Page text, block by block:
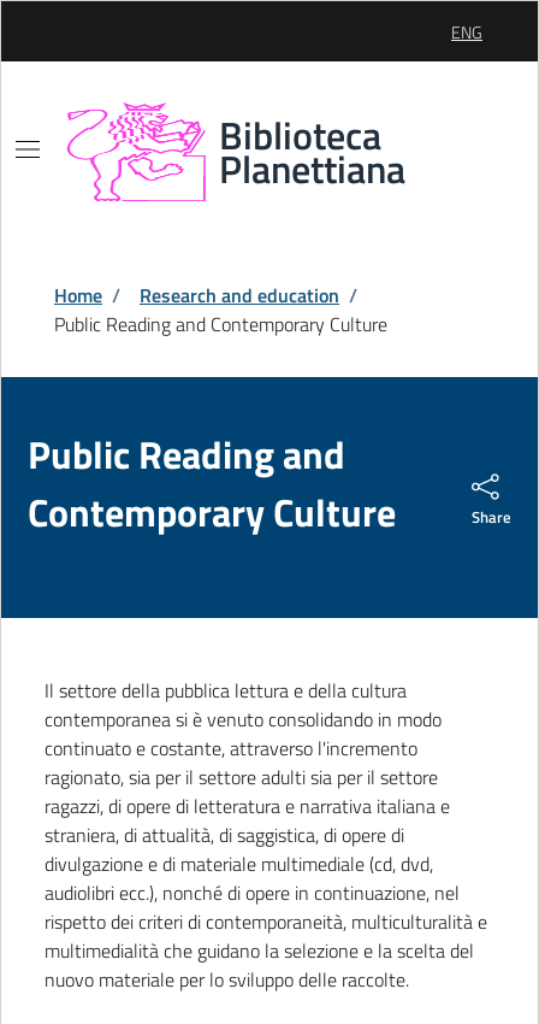
SELEZIONE
ENG
Biblioteca
Planettiana
Home / Research and education /
Public Reading and Contemporary Culture
Public Reading and
Contemporary Culture
Share
Il settore della pubblica lettura e della cultura
contemporanea si è venuto consolidando in modo
continuato e costante, attraverso l'incremento
ragionato, sia per il settore adulti sia per il settore
ragazzi, di opere di letteratura e narrativa italiana e
straniera, di attualità, di saggistica, di opere di
divulgazione e di materiale multimediale (cd, dvd,
audiolibri ecc.), nonché di opere in continuazione, nel
rispetto dei criteri di contemporaneità, multiculturalità e
multimedialità che guidano la selezione e la scelta del
nuovo materiale per lo sviluppo delle raccolte.